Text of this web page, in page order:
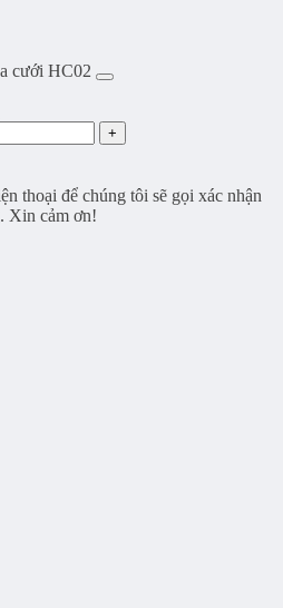
cưới HC02
thoại để chúng tôi sẽ gọi xác nhận
Xin cảm ơn!